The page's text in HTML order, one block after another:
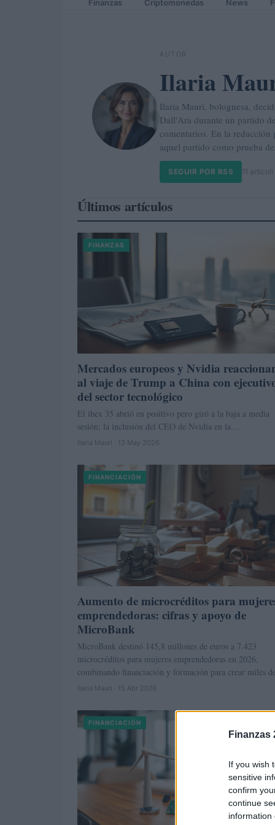
Finanzas
If you wish
sensitive
confirm
continue
information
Finanzas Criptomonedas News
AUTOR
Ilaria
Ilaria Mauri, bolognesa,
Dall'Ara durante un partido
comentarios. En la redacción
aquel partido como prueba
SEGUIR POR RSS 11 articoli
Últimos artículos
FINANZAS
Mercados europeos y Nvidia
al viaje de Trump a China con
del sector tecnológico
El ibex 35 abrió en positivo pero giró a la baja a media
sesión; la inclusión del CEO de Nvidia en la…
Ilaria Mauri · 13 May 2026
FINANCIACIÓN
Aumento de microcréditos para
emprendedoras: cifras y apoyo de
MicroBank
MicroBank destinó 145,8 millones de euros a 7.423
microcréditos para mujeres emprendedoras en 2026,
combinando financiación y formación para crear miles
Ilaria Mauri · 15 Abr 2026
FINANCIACIÓN